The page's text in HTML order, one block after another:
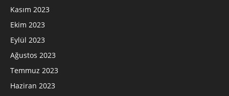
Kasım 2023
Ekim 2023
Eylül 2023
Ağustos 2023
Temmuz 2023
Haziran 2023